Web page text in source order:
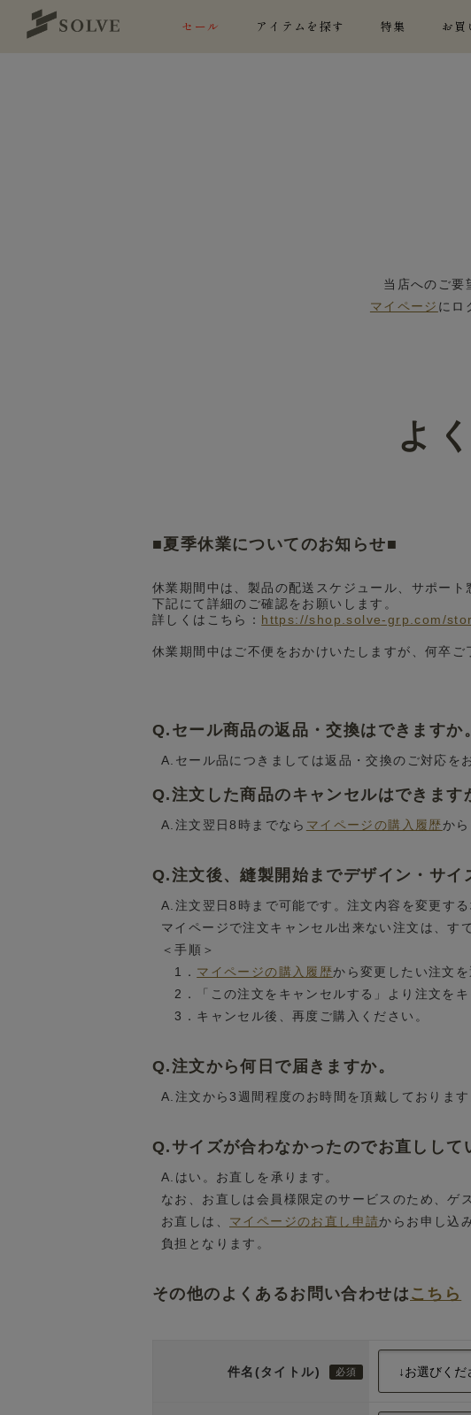
セール アイテムを探す 特集 お買
当店へのご要
マイページ にロ
よ
■夏季休業についてのお知らせ■
休業期間中は、製品の配送スケジュール、サポート
下記にて詳細のご確認をお願いします。
詳しくはこちら： https://shop.solve-grp.com/
休業期間中はご不便をおかけいたしますが、何卒ご
Q.セール商品の返品・交換はできますか。
A.セール品につきましては返品・交換のご対応を
Q.注文した商品のキャンセルはできます
A.注文翌日8時までなら マイページの購入履歴か
Q.注文後、縫製開始までデザイン・サイ
A.注文翌日8時まで可能です。注文内容を変更す
マイページで注文キャンセル出来ない注文は、す
＜手順＞
1． マイページの購入履歴から変更したい注文を
2．「この注文をキャンセルする」より注文をキ
3．キャンセル後、再度ご購入ください。
Q.注文から何日で届きますか。
A.注文から3週間程度のお時間を頂戴しております
Q.サイズが合わなかったのでお直しして
A.はい。お直しを承ります。
なお、お直しは会員様限定のサービスのため、ゲ
お直しは、 マイページのお直し申請からお申し込
負担となります。
その他のよくあるお問い合わせは こちら
件名(タイトル)